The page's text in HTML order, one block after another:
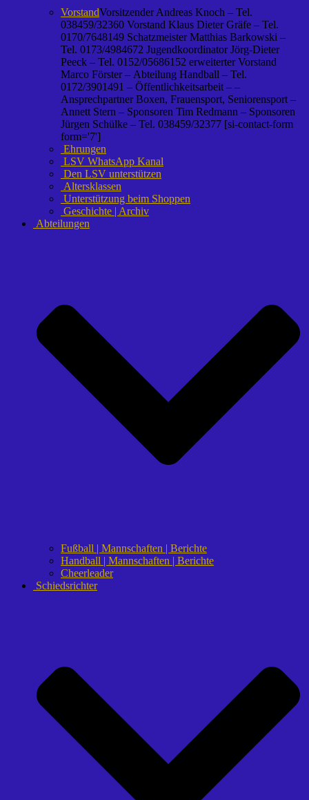
VorstandVorsitzender Andreas Knoch – Tel.
038459/32360 Vorstand Klaus Dieter Gräfe – Tel.
0170/7648149 Schatzmeister Matthias Barkowski –
Tel. 0173/4984672 Jugendkoordinator Jörg-Dieter
Peeck – Tel. 0152/05686152 erweiterter Vorstand
Marco Förster – Abteilung Handball – Tel.
0172/3901491 – Öffentlichkeitsarbeit – –
Ansprechpartner Boxen, Frauensport, Seniorensport –
Annett Stern – Sponsoren Tim Redmann – Sponsoren
Jürgen Schülke – Tel. 038459/32377 [si-contact-form
form='7']
Ehrungen
LSV WhatsApp Kanal
Den LSV unterstützen
Altersklassen
Unterstützung beim Shoppen
Geschichte | Archiv
Abteilungen
Fußball | Mannschaften | Berichte
Handball | Mannschaften | Berichte
Cheerleader
Schiedsrichter